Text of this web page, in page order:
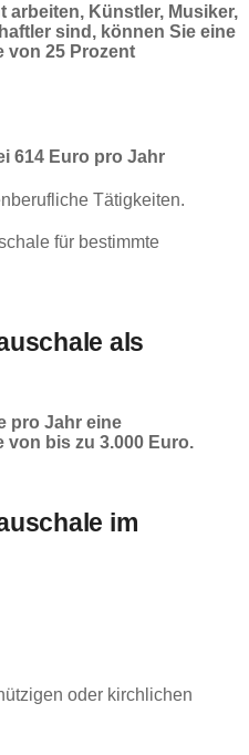
arbeiten, Künstler, Musiker,
sind, können Sie eine
von 25 Prozent
614 Euro pro Jahr
Tätigkeiten.
als
pro Jahr eine
bis zu 3.000 Euro.
im
oder kirchlichen